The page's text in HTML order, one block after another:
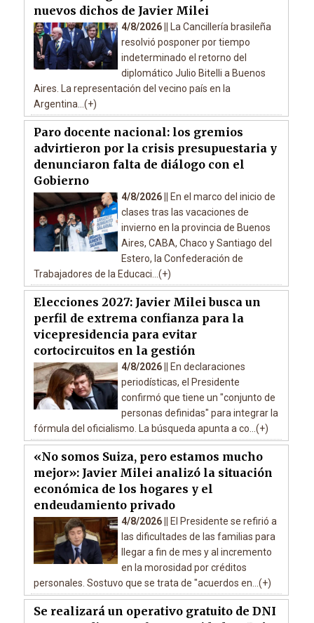
nuevos dichos de Javier Milei
4/8/2026 ||
La Cancillería brasileña
resolvió posponer por tiempo
indeterminado el retorno del
diplomático Julio Bitelli a Buenos
Aires. La representación del vecino país en la
Argentina...(+)
Paro docente nacional: los gremios
advirtieron por la crisis presupuestaria y
denunciaron falta de diálogo con el
Gobierno
4/8/2026 ||
En el marco del inicio de
clases tras las vacaciones de
invierno en la provincia de Buenos
Aires, CABA, Chaco y Santiago del
Estero, la Confederación de
Trabajadores de la Educaci...(+)
Elecciones 2027: Javier Milei busca un
perfil de extrema confianza para la
vicepresidencia para evitar
cortocircuitos en la gestión
4/8/2026 ||
En declaraciones
periodísticas, el Presidente
confirmó que tiene un "conjunto de
personas definidas" para integrar la
fórmula del oficialismo. La búsqueda apunta a co...(+)
«No somos Suiza, pero estamos mucho
mejor»: Javier Milei analizó la situación
económica de los hogares y el
endeudamiento privado
4/8/2026 ||
El Presidente se refirió a
las dificultades de las familias para
llegar a fin de mes y al incremento
en la morosidad por créditos
personales. Sostuvo que se trata de "acuerdos en...(+)
Se realizará un operativo gratuito de DNI